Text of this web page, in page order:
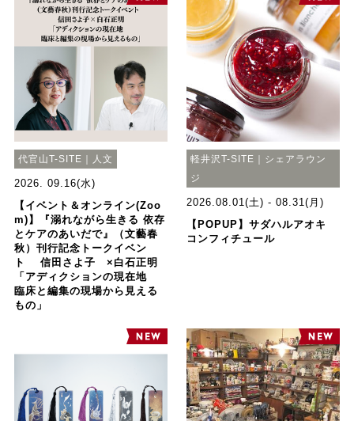
代官山T-SITE｜人文
2026. 09.16(水)
【イベント＆オンライン(Zoo
m)】『溺れながら生きる 依存
とケアのあいだで』（文藝春
秋）刊行記念トークイベン
ト 信田さよ子 ×白石正明
「アディクションの現在地
臨床と編集の現場から見える
もの」
軽井沢T-SITE｜シェアラウン
ジ
2026.08.01(土) - 08.31(月)
【POPUP】サダハルアオキ
コンフィチュール